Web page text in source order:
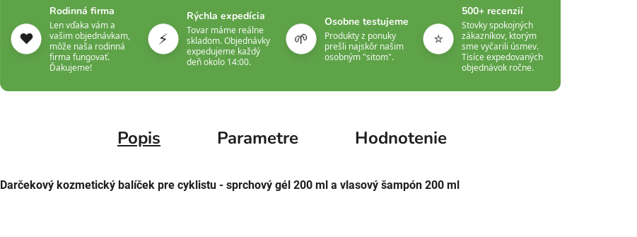
❤️
Rodinná firma
Len vďaka vám a
vašim objednávkam,
môže naša rodinná
firma fungovať.
Ďakujeme!
⚡
Rýchla expedícia
Tovar máme reálne
skladom. Objednávky
expedujeme každý
deň okolo 14:00.
🌱
Osobne testujeme
Produkty z ponuky
prešli najskôr našim
osobným "sitom".
⭐
500+ recenzií
Stovky spokojných
zákazníkov, ktorým
sme vyčarili úsmev.
Tisíce expedovaných
objednávok ročne.
Popis Parametre Hodnotenie
Darčekový kozmetický balíček pre cyklistu - sprchový gél 200 ml a vlasový šampón 200 ml